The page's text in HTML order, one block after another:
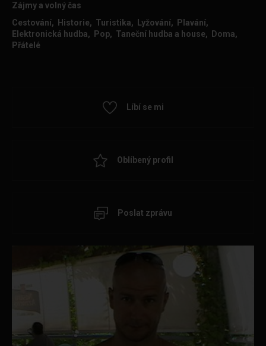
Zájmy a volný čas
Cestování, Historie, Turistika, Lyžování, Plavání,
Elektronická hudba, Pop, Taneční hudba a house, Doma,
Přátelé
Líbí se mi
Oblíbený profil
Poslat zprávu